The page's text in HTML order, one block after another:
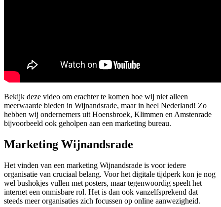
Bekijk deze video om erachter te komen hoe wij niet alleen
meerwaarde bieden in Wijnandsrade, maar in heel Nederland! Zo
hebben wij ondernemers uit Hoensbroek, Klimmen en Amstenrade
bijvoorbeeld ook geholpen aan een marketing bureau.
Marketing Wijnandsrade
Het vinden van een marketing Wijnandsrade is voor iedere
organisatie van cruciaal belang. Voor het digitale tijdperk kon je nog
wel bushokjes vullen met posters, maar tegenwoordig speelt het
internet een onmisbare rol. Het is dan ook vanzelfsprekend dat
steeds meer organisaties zich focussen op online aanwezigheid.